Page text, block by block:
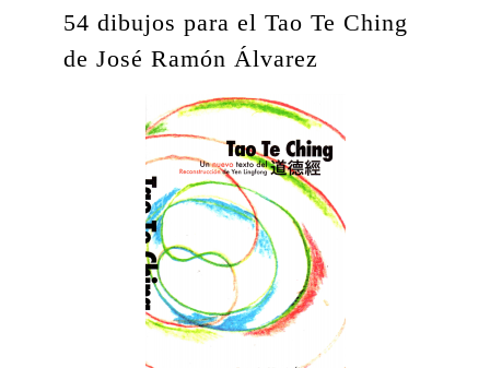
54 dibujos para el Tao Te Ching
de José Ramón Álvarez